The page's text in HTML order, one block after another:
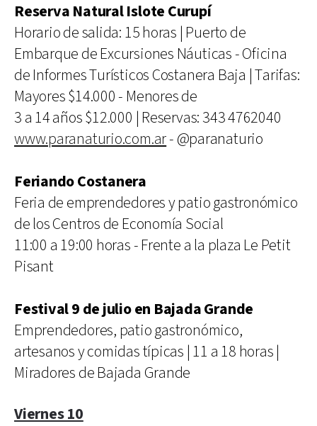
Reserva Natural Islote Curupí
Horario de salida: 15 horas | Puerto de
Embarque de Excursiones Náuticas - Oficina
de Informes Turísticos Costanera Baja | Tarifas:
Mayores $14.000 - Menores de
3 a 14 años $12.000 | Reservas: 343 4762040
www.paranaturio.com.ar- @paranaturio
Feriando Costanera
Feria de emprendedores y patio gastronómico
de los Centros de Economía Social
11:00 a 19:00 horas - Frente a la plaza Le Petit
Pisant
Festival 9 de julio en Bajada Grande
Emprendedores, patio gastronómico,
artesanos y comidas típicas | 11 a 18 horas |
Miradores de Bajada Grande
Viernes 10